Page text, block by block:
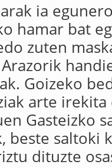
ia
hamar bat
zuten
Goizeko
arte irekita
Gasteizko
beste saltoki
dituzte